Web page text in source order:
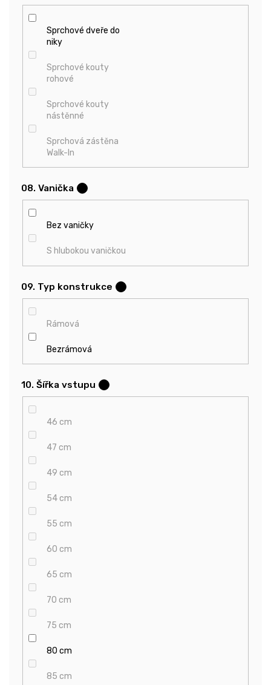
Sprchové dveře do
niky
Sprchové kouty
rohové
Sprchové kouty
nástěnné
Sprchová zástěna
Walk-In
08. Vanička
Bez vaničky
S hlubokou vaničkou
09. Typ konstrukce
Rámová
Bezrámová
10. Šířka vstupu
46 cm
47 cm
49 cm
54 cm
55 cm
60 cm
65 cm
70 cm
75 cm
80 cm
85 cm